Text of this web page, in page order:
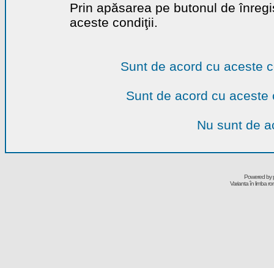
Prin apăsarea pe butonul de
aceste condiţii.
Sunt de acord cu aceste
Sunt de acord cu
Nu sunt de
Powered by
Varianta în limba